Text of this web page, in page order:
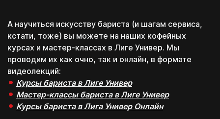
А научиться искусству бариста (и шагам сервиса,
кстати, тоже) вы можете на наших кофейных
курсах и мастер-классах в Лиге Универ. Мы
проводим их как очно, так и онлайн, в формате
видеолекций:
Курсы бариста в Лиге Универ
Мастер-классы бариста в Лиге Универ
Курсы бариста в Лига Универ Онлайн